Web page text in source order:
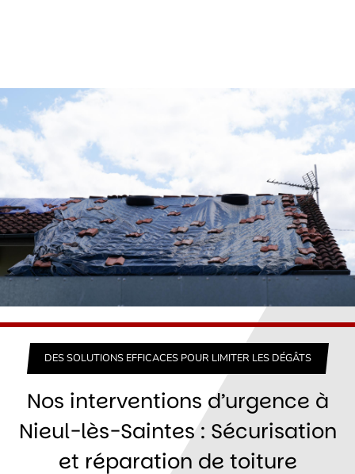
DES SOLUTIONS EFFICACES POUR LIMITER LES DÉGÂTS
Nos interventions d’urgence à
Nieul-lès-Saintes : Sécurisation
et réparation de toiture